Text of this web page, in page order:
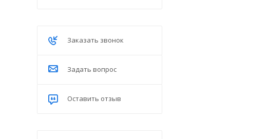
Заказать звонок
Задать вопрос
Оставить отзыв